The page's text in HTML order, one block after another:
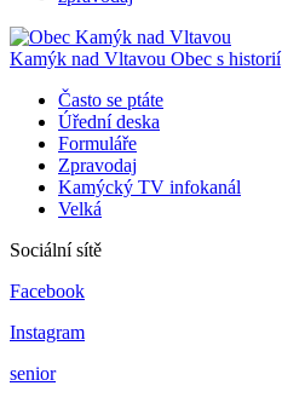
Kamýk nad Vltavou Obec s historií
Často se ptáte
Úřední deska
Formuláře
Zpravodaj
Kamýcký TV infokanál
Velká
Sociální sítě
Facebook
Instagram
senior